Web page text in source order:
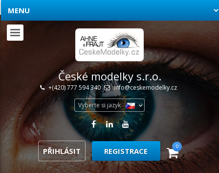
České modelky s.r.o.
+(420) 777 594 340 info@ceskemodelky.cz
Vyberte si jazyk
PŘIHLÁSIT REGISTRACE 0